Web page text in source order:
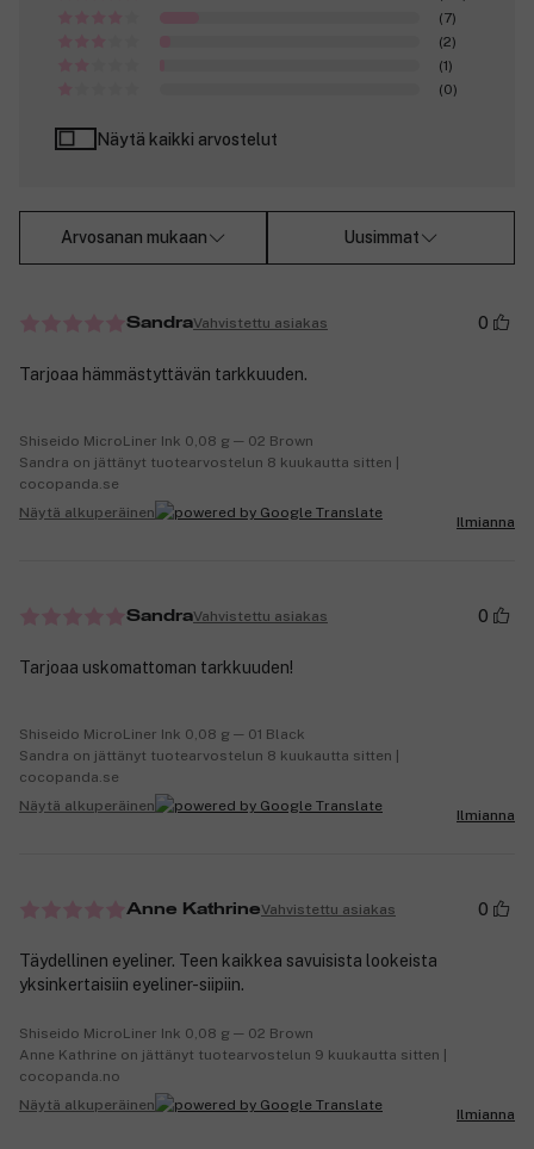
(7)
(2)
(1)
(0)
Näytä kaikki arvostelut
Arvosanan mukaan Uusimmat
SandraVahvistettu asiakas 0
Tarjoaa hämmästyttävän tarkkuuden.
Shiseido MicroLiner Ink 0,08 g ─ 02 Brown
Sandra on jättänyt tuotearvostelun 8 kuukautta sitten |
cocopanda.se
Näytä alkuperäinen
Ilmianna
SandraVahvistettu asiakas 0
Tarjoaa uskomattoman tarkkuuden!
Shiseido MicroLiner Ink 0,08 g ─ 01 Black
Sandra on jättänyt tuotearvostelun 8 kuukautta sitten |
cocopanda.se
Näytä alkuperäinen
Ilmianna
Anne KathrineVahvistettu asiakas 0
Täydellinen eyeliner. Teen kaikkea savuisista lookeista
yksinkertaisiin eyeliner-siipiin.
Shiseido MicroLiner Ink 0,08 g ─ 02 Brown
Anne Kathrine on jättänyt tuotearvostelun 9 kuukautta sitten |
cocopanda.no
Näytä alkuperäinen
Ilmianna